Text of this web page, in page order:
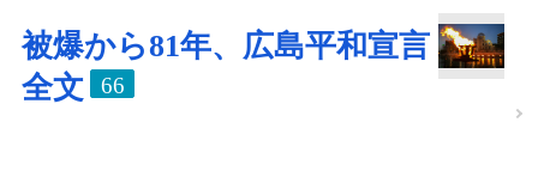
被爆から81年、広島平和宣言
全文
66